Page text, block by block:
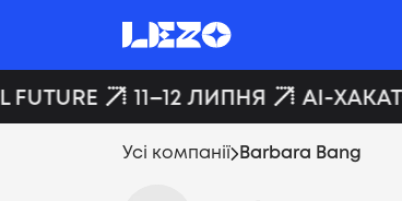
11–12 ЛИПНЯ AI-
Усі компанії Barbara Bang